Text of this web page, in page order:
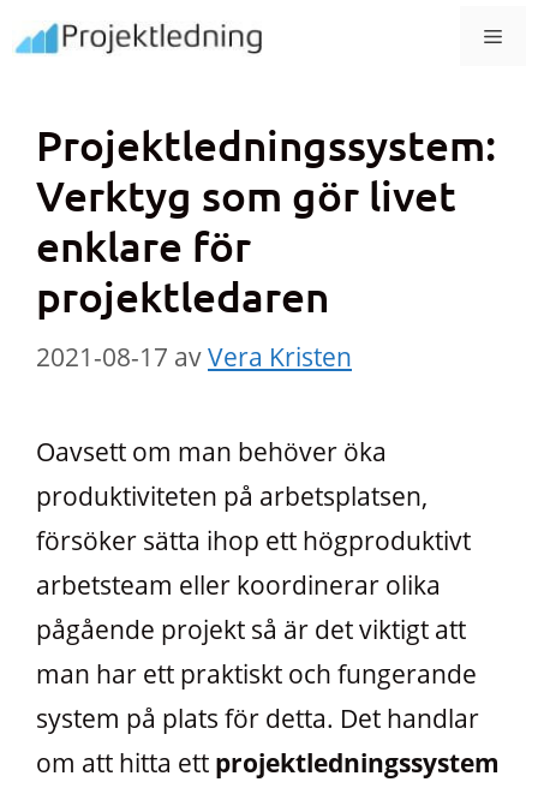
Hoppa
till
Projektledningssystem:
Verktyg som gör livet
enklare för
projektledaren
2021-08-17 avVera Kristen
Oavsett om man behöver öka
produktiviteten på arbetsplatsen,
försöker sätta ihop ett högproduktivt
arbetsteam eller koordinerar olika
pågående projekt så är det viktigt att
man har ett praktiskt och fungerande
system på plats för detta. Det handlar
om att hitta ett projektledningssystem